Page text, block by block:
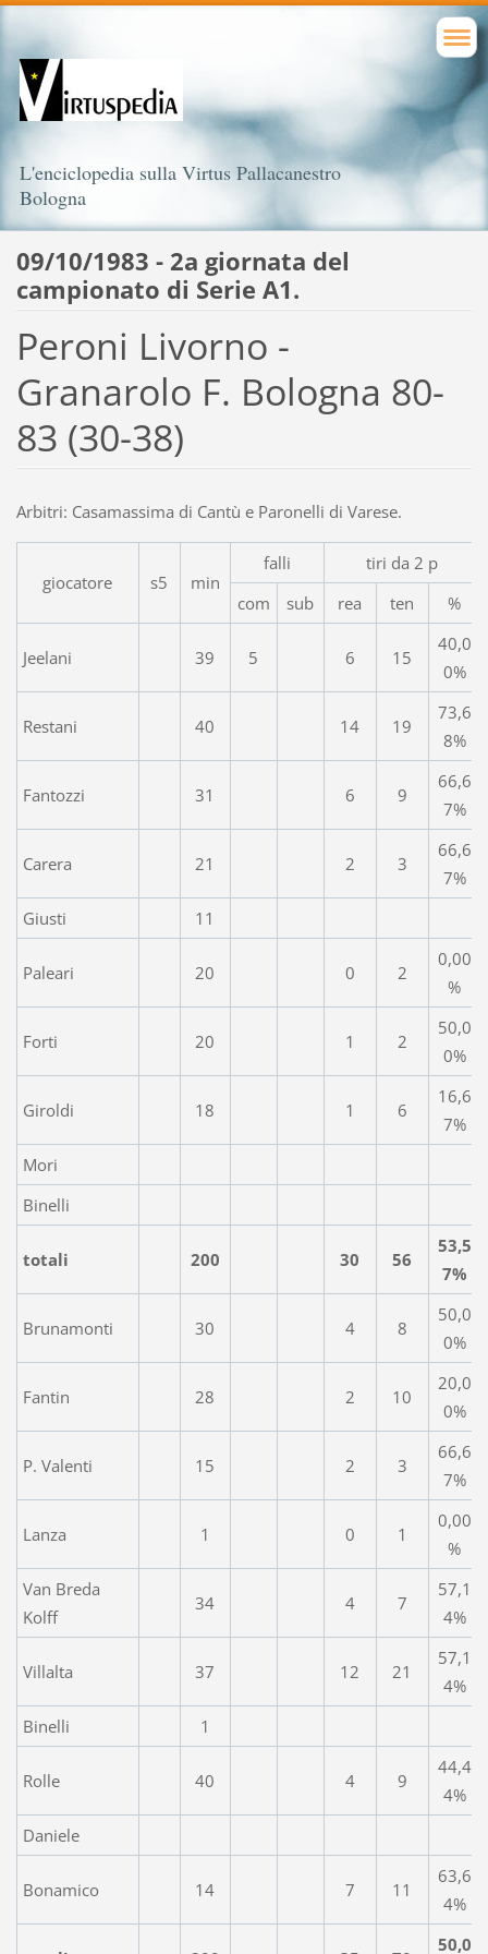
L'enciclopedia sulla Virtus Pallacanestro
Bologna
09/10/1983 - 2a giornata del
campionato di Serie A1.
Peroni Livorno -
Granarolo F. Bologna 80-
83 (30-38)
Arbitri: Casamassima di Cantù e Paronelli di Varese.
giocatore s5 min
falli
tiri da 2 p
com
sub rea ten %
Jeelani 39 5 6 15
40,0
0%
Restani 40 14 19
73,6
8%
Fantozzi 31 6 9
66,6
7%
Carera 21 2 3
66,6
7%
Giusti
11
Paleari 20 0 2
0,00
%
Forti 20 1 2
50,0
0%
Giroldi 18 1 6
16,6
7%
Mori
Binelli
totali 200 30 56
53,5
7%
Brunamonti 30 4 8
50,0
0%
Fantin 28 2 10
20,0
0%
P. Valenti 15 2 3
66,6
7%
Lanza 1 0 1
0,00
%
Van Breda
Kolff
34 4 7
57,1
4%
Villalta 37 12 21
57,1
4%
Binelli
1
Rolle 40 4 9
44,4
4%
Daniele
Bonamico 14 7 11
63,6
4%
50,0